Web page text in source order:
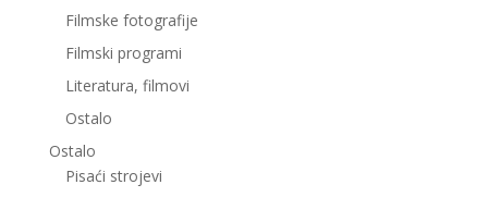
Filmske fotografije
Filmski programi
Literatura, filmovi
Ostalo
Ostalo
Pisaći strojevi